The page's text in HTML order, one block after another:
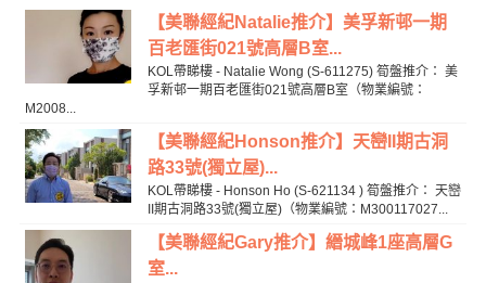
【美聯經紀Natalie推介】美孚新邨一期
百老匯街021號高層B室...
KOL帶睇樓 - Natalie Wong (S-611275) 筍盤推介： 美
孚新邨一期百老匯街021號高層B室（物業編號：
M2008...
【美聯經紀Honson推介】天巒II期古洞
路33號(獨立屋)...
KOL帶睇樓 - Honson Ho (S-621134 ) 筍盤推介： 天巒
II期古洞路33號(獨立屋)（物業編號：M300117027...
【美聯經紀Gary推介】縉城峰1座高層G
室...